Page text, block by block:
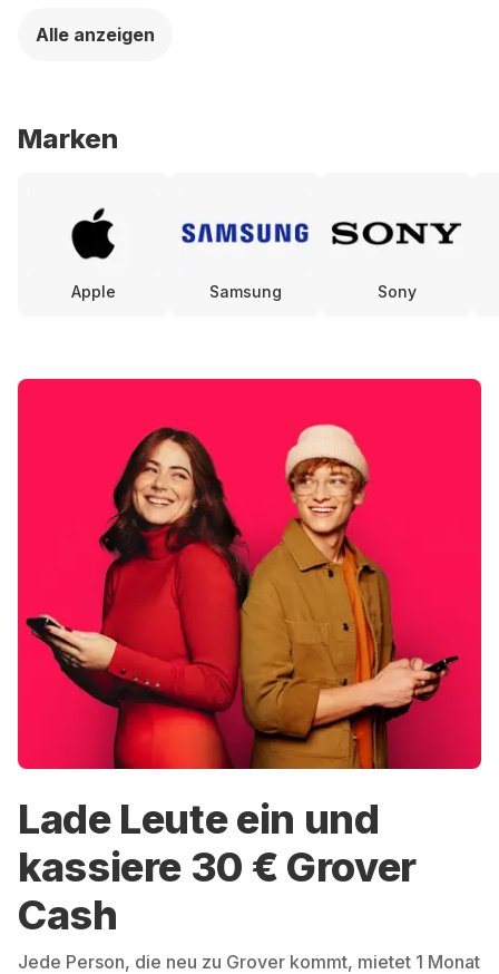
Alle anzeigen
Marken
Apple Samsung Sony
Lade Leute ein und
kassiere 30 € Grover
Cash
Jede Person, die neu zu Grover kommt, mietet 1 Monat